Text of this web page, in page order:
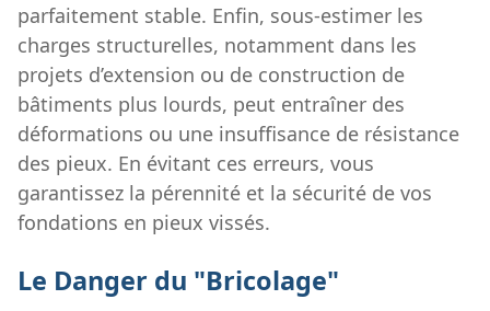
parfaitement stable. Enfin, sous-estimer les
charges structurelles, notamment dans les
projets d’extension ou de construction de
bâtiments plus lourds, peut entraîner des
déformations ou une insuffisance de résistance
des pieux. En évitant ces erreurs, vous
garantissez la pérennité et la sécurité de vos
fondations en pieux vissés.
Le Danger du "Bricolage"